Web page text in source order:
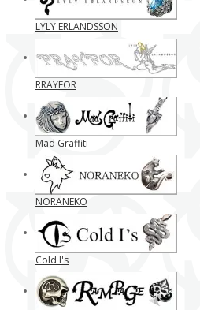
LYLY ERLANDSSON
RRAYFOR
Mad Graffiti
NORANEKO
Cold I's